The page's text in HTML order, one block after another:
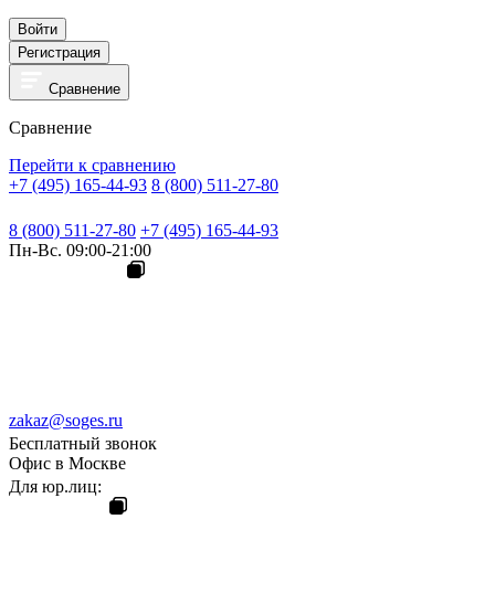
Войти
Регистрация
Сравнение
Сравнение
Перейти к сравнению
+7 (495) 165-44-93 8 (800) 511-27-80
8 (800) 511-27-80 +7 (495) 165-44-93
Пн-Вс. 09:00-21:00
zakaz@soges.ru
Бесплатный звонок
Офис в Москве
Для юр.лиц: